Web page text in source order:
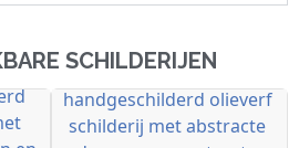
SCHILDERIJEN